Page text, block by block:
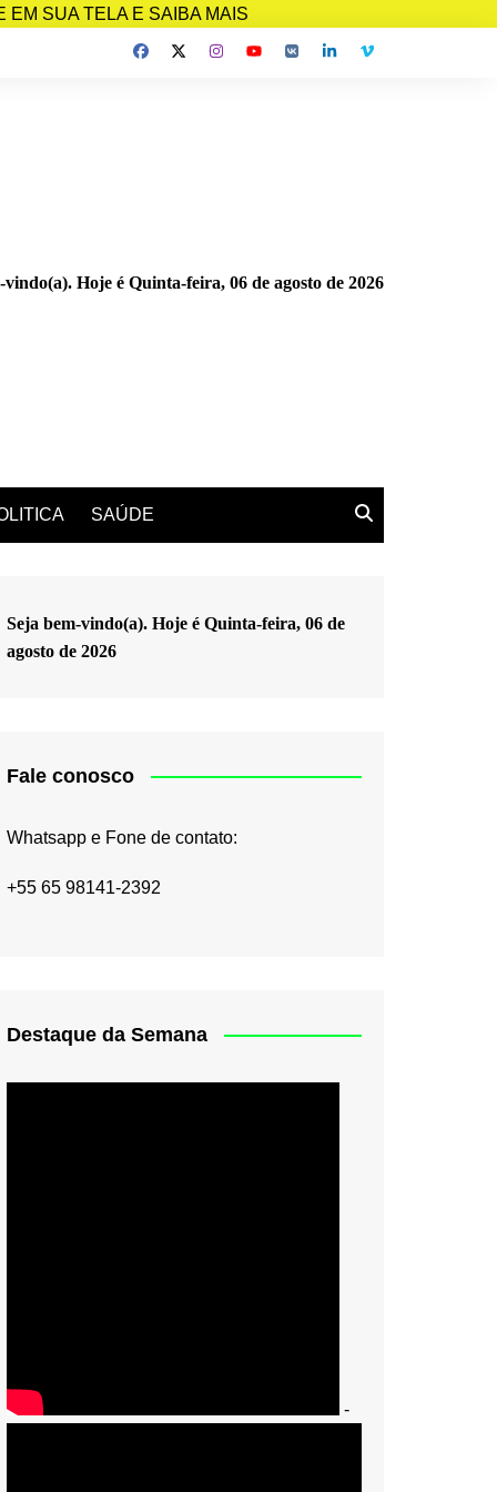
SUA TELA E SAIBA MAIS
vindo(a). Hoje é Quinta-feira, 06 de agosto de 2026
SAÚDE
Seja bem-vindo(a). Hoje é Quinta-feira, 06 de
agosto de 2026
Fale conosco
Whatsapp e Fone de contato:
+55 65 98141-2392
Destaque da Semana
-